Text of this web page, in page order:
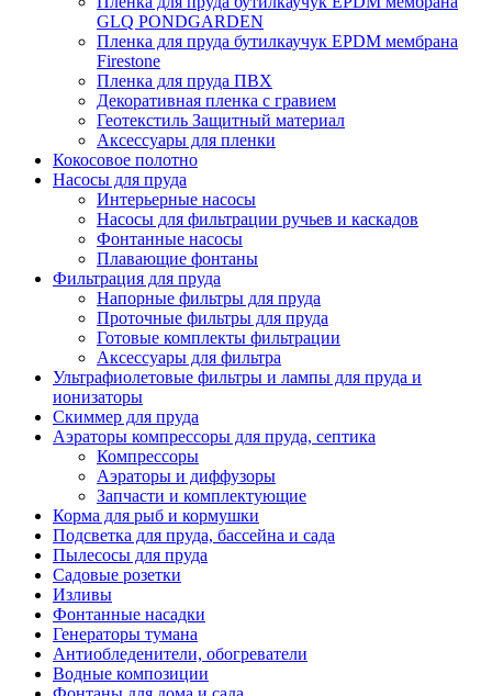
GLQ PONDGARDEN
Пленка для пруда бутилкаучук EPDM мембрана
Firestone
Пленка для пруда ПВХ
Декоративная пленка с гравием
Геотекстиль Защитный материал
Аксессуары для пленки
Кокосовое полотно
Насосы для пруда
Интерьерные насосы
Насосы для фильтрации ручьев и каскадов
Фонтанные насосы
Плавающие фонтаны
Фильтрация для пруда
Напорные фильтры для пруда
Проточные фильтры для пруда
Готовые комплекты фильтрации
Аксессуары для фильтра
Ультрафиолетовые фильтры и лампы для пруда и
ионизаторы
Скиммер для пруда
Аэраторы компрессоры для пруда, септика
Компрессоры
Аэраторы и диффузоры
Запчасти и комплектующие
Корма для рыб и кормушки
Подсветка для пруда, бассейна и сада
Пылесосы для пруда
Садовые розетки
Изливы
Фонтанные насадки
Генераторы тумана
Антиобледенители, обогреватели
Водные композиции